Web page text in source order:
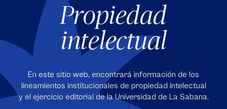
Propiedad
intelectual
En este sitio web, encontrará información de los
lineamientos institucionales de propiedad intelectual
y el ejercicio editorial de la Universidad de La Sabana.